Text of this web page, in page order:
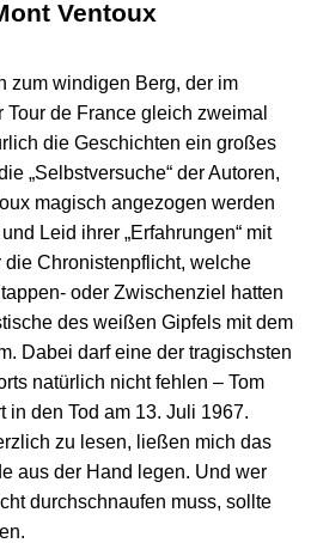
Ventoux
zum windigen Berg, der im
de France gleich zweimal
die Geschichten ein großes
„Selbstversuche“ der Autoren,
magisch angezogen werden
Leid ihrer „Erfahrungen“ mit
Chronistenpflicht, welche
oder Zwischenziel hatten
des weißen Gipfels mit dem
Dabei darf eine der tragischsten
natürlich nicht fehlen – Tom
in den Tod am 13. Juli 1967.
zu lesen, ließen mich das
aus der Hand legen. Und wer
durchschnaufen muss, sollte